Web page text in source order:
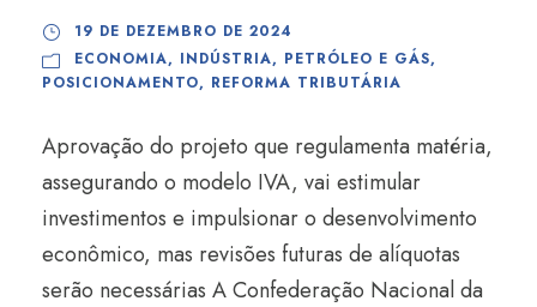
19 DE DEZEMBRO DE 2024
ECONOMIA, INDÚSTRIA, PETRÓLEO E GÁS,
POSICIONAMENTO, REFORMA TRIBUTÁRIA
Aprovação do projeto que regulamenta matéria,
assegurando o modelo IVA, vai estimular
investimentos e impulsionar o desenvolvimento
econômico, mas revisões futuras de alíquotas
serão necessárias A Confederação Nacional da